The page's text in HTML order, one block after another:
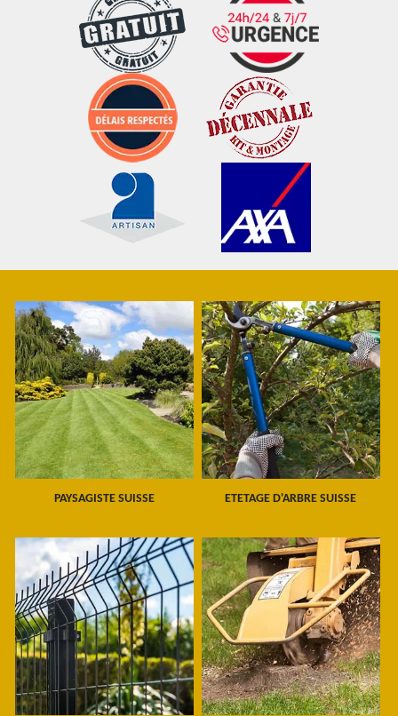
PAYSAGISTE SUISSE ETETAGE D'ARBRE SUISSE